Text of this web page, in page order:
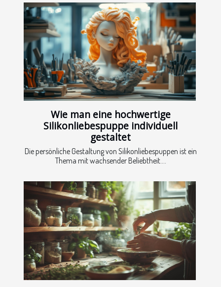
Wie man eine hochwertige
Silikonliebespuppe individuell
gestaltet
Die persönliche Gestaltung von Silikonliebespuppen ist ein
Thema mit wachsender Beliebtheit....